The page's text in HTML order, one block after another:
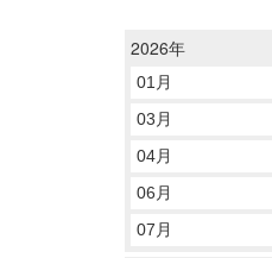
2026年
01月
03月
04月
06月
07月